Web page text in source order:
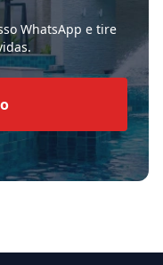
WhatsApp e tire